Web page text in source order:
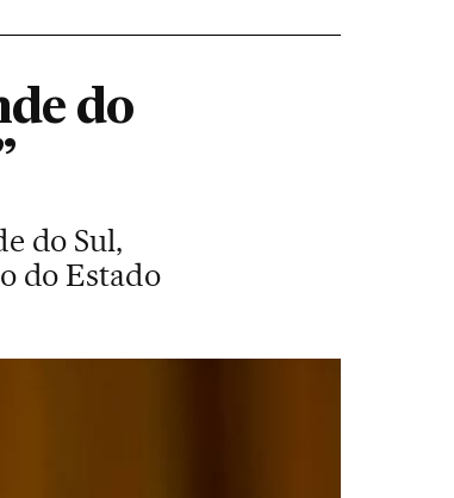
do
do Sul,
do Estado